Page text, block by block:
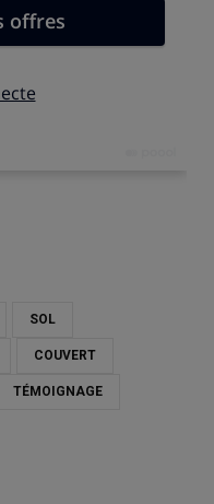
SOL
COUVERT
TÉMOIGNAGE